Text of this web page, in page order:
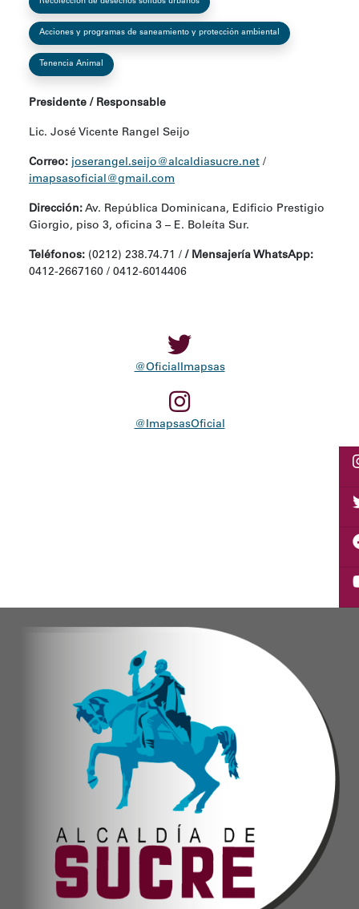
Acciones y programas de saneamiento y protección ambiental
Tenencia Animal
Presidente / Responsable
Lic. José Vicente Rangel Seijo
Correo: joserangel.seijo@alcaldiasucre.net /
imapsasoficial@gmail.com
Dirección: Av. República Dominicana, Edificio Prestigio
Giorgio, piso 3, oficina 3 – E. Boleíta Sur.
Teléfonos: (0212) 238.74.71 / / Mensajería WhatsApp:
0412-2667160 / 0412-6014406
@OficialImapsas
@ImapsasOficial